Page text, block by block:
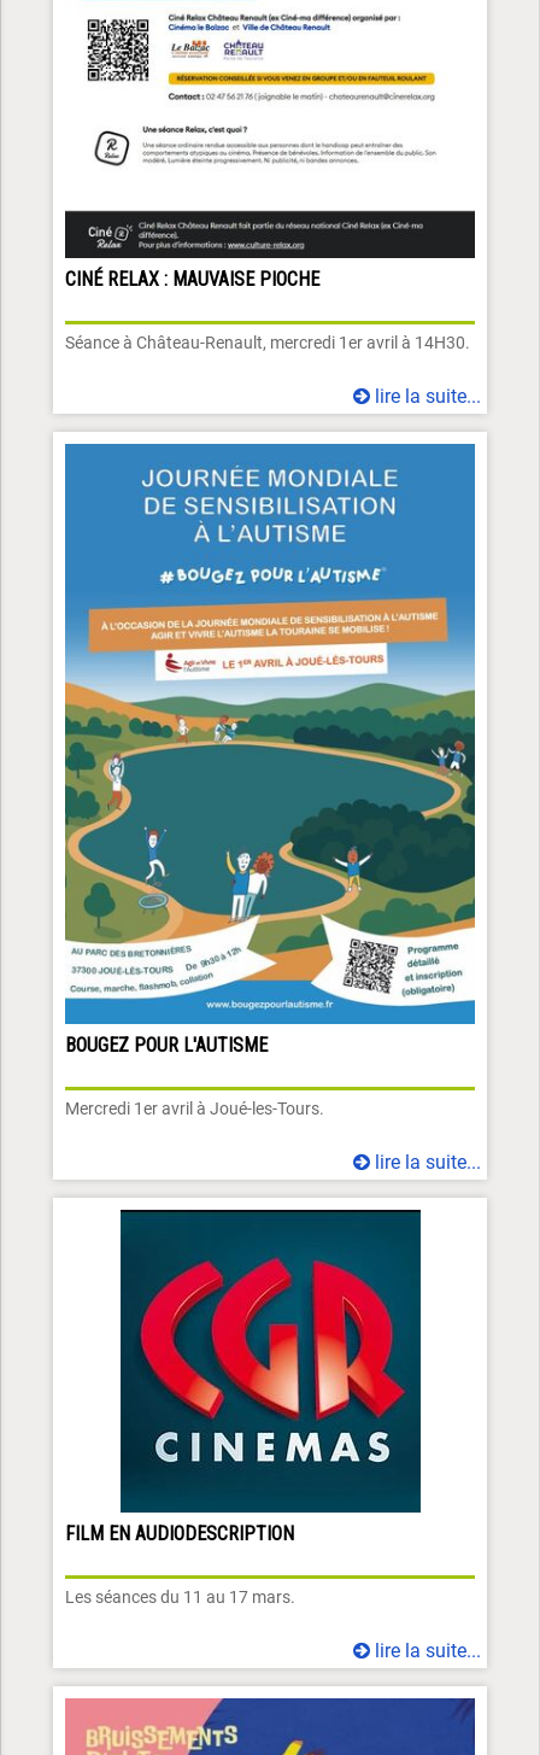
CINÉ RELAX : MAUVAISE PIOCHE
Séance à Château-Renault, mercredi 1er avril à 14H30.
lire la suite...
BOUGEZ POUR L'AUTISME
Mercredi 1er avril à Joué-les-Tours.
lire la suite...
FILM EN AUDIODESCRIPTION
Les séances du 11 au 17 mars.
lire la suite...